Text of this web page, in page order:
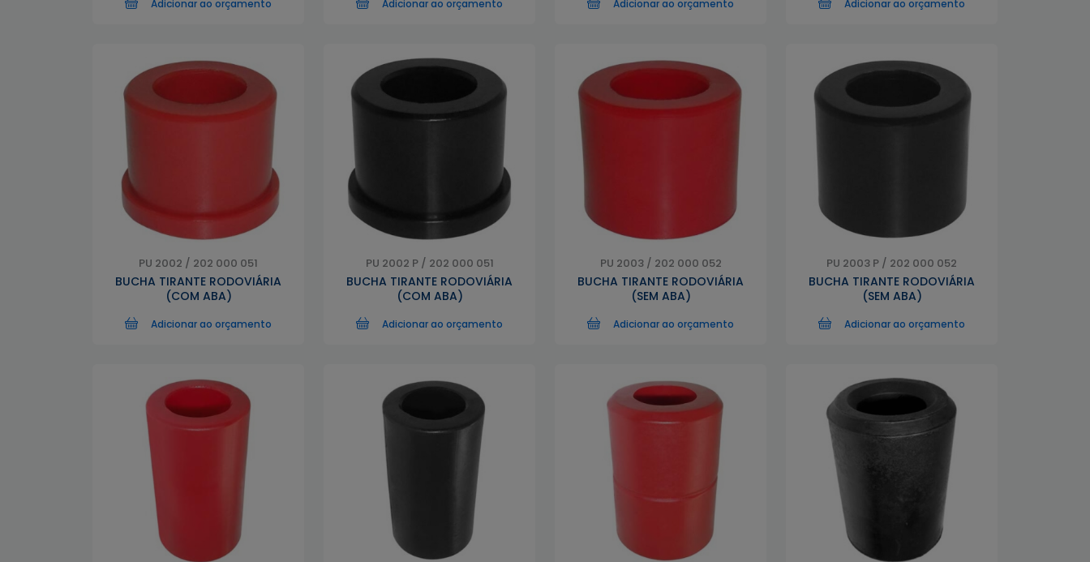
Adicionar ao orçamento Adicionar ao orçamento Adicionar ao orçamento Adicionar ao orçamento
PU 2002 / 202 000 051
BUCHA TIRANTE RODOVIÁRIA
(COM ABA)
Adicionar ao orçamento
PU 2002 P / 202 000 051
BUCHA TIRANTE RODOVIÁRIA
(COM ABA)
Adicionar ao orçamento
PU 2003 / 202 000 052
BUCHA TIRANTE RODOVIÁRIA
(SEM ABA)
Adicionar ao orçamento
PU 2003 P / 202 000 052
BUCHA TIRANTE RODOVIÁRIA
(SEM ABA)
Adicionar ao orçamento